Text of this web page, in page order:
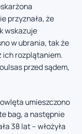
przyznała, że
wskazuje
w ubrania, tak że
ich rozplątaniem.
przed sądem,
umieszczono
bag, a następnie
38 lat – włożyła